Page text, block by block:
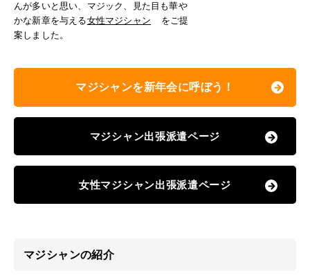
んが多いと思い、マジック、見た目も華や
かな新章を与える女性マジシャン
をご提
案しました。
マジシャンを新年会に呼ぼう！
マジシャン出張派遣ページ
女性マジシャン出張派遣ページ
マジシャンの紹介